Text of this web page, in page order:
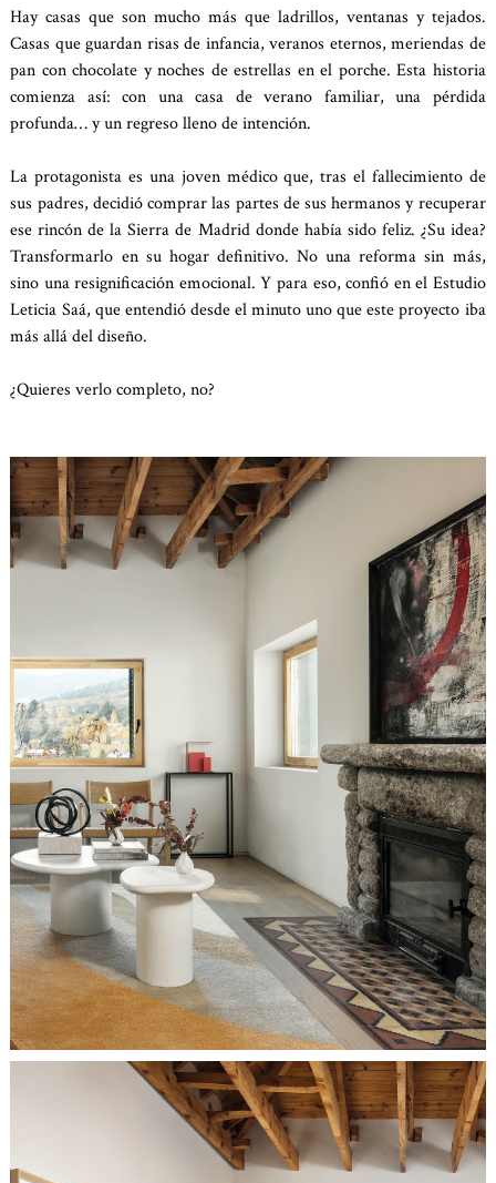
Hay casas que son mucho más que ladrillos, ventanas y tejados.
Casas que guardan risas de infancia, veranos eternos, meriendas de
pan con chocolate y noches de estrellas en el porche. Esta historia
comienza así: con una casa de verano familiar, una pérdida
profunda… y un regreso lleno de intención.
La protagonista es una joven médico que, tras el fallecimiento de
sus padres, decidió comprar las partes de sus hermanos y recuperar
ese rincón de la Sierra de Madrid donde había sido feliz. ¿Su idea?
Transformarlo en su hogar definitivo. No una reforma sin más,
sino una resignificación emocional. Y para eso, confió en el Estudio
Leticia Saá, que entendió desde el minuto uno que este proyecto iba
más allá del diseño.
¿Quieres verlo completo, no?